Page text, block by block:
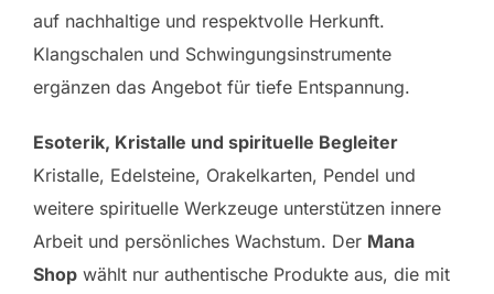
auf nachhaltige und respektvolle Herkunft.
Klangschalen und Schwingungsinstrumente
ergänzen das Angebot für tiefe Entspannung.
Esoterik, Kristalle und spirituelle Begleiter
Kristalle, Edelsteine, Orakelkarten, Pendel und
weitere spirituelle Werkzeuge unterstützen innere
Arbeit und persönliches Wachstum. Der Mana
Shop wählt nur authentische Produkte aus, die mit